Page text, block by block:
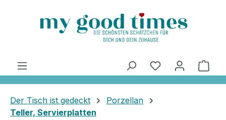
Der Tisch ist gedeckt
Porzellan
Teller, Servierplatten